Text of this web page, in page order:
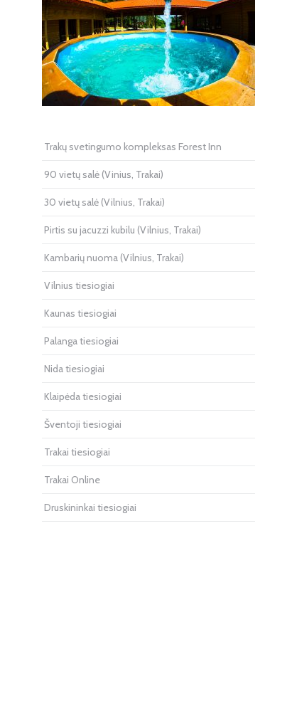
Trakų svetingumo kompleksas Forest Inn
90 vietų salė (Vinius, Trakai)
30 vietų salė (Vilnius, Trakai)
Pirtis su jacuzzi kubilu (Vilnius, Trakai)
Kambarių nuoma (Vilnius, Trakai)
Vilnius tiesiogiai
Kaunas tiesiogiai
Palanga tiesiogiai
Nida tiesiogiai
Klaipėda tiesiogiai
Šventoji tiesiogiai
Trakai tiesiogiai
Trakai Online
Druskininkai tiesiogiai